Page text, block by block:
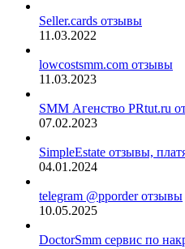
Seller.cards отзывы
11.03.2022
lowcostsmm.com отзывы
11.03.2023
SMM Агенство PRtut.ru
07.02.2023
SimpleEstate отзывы,
04.01.2024
telegram @pporder отзывы
10.05.2025
DoctorSmm сервис по